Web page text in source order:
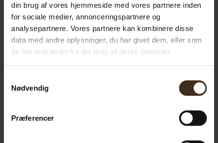
din brug af vores hjemmeside med vores partnere inden
for sociale medier, annonceringspartnere og
analysepartnere. Vores partnere kan kombinere disse
data med andre oplysninger, du har givet dem, eller som
de har indsamlet fra din brug af deres tjenester.
Nødvendig
Præferencer